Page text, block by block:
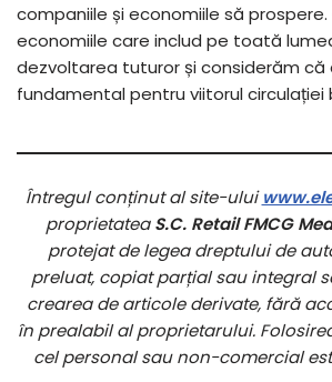
companiile și economiile să
economiile care includ pe toată
dezvoltarea tuturor și considerăm că
fundamental pentru viitorul circulației
Întregul conținut al site-ului
proprietateaS.C. Retail FMCG
protejat de legea dreptului de
preluat, copiat parțial sau integral
crearea de articole derivate, fără
în prealabil al proprietarului.
cel personal sau non-comercial